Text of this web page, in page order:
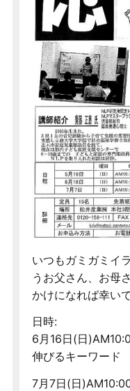
いつもガミガミイ
うお父さん、お母
かけになれば幸いで
日時:
6月16日(日
伸びるキーワード
7月7日(日